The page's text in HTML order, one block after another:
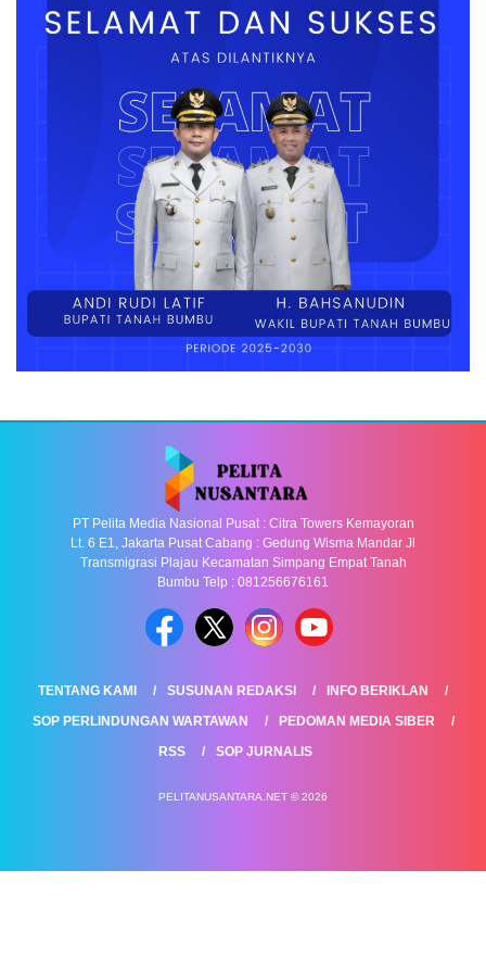
PT Pelita Media Nasional Pusat : Citra Towers Kemayoran
Lt. 6 E1, Jakarta Pusat Cabang : Gedung Wisma Mandar Jl
Transmigrasi Plajau Kecamatan Simpang Empat Tanah
Bumbu Telp : 081256676161
TENTANG KAMI SUSUNAN REDAKSI
INFO BERIKLAN
SOP PERLINDUNGAN WARTAWAN
PEDOMAN MEDIA SIBER
RSS
SOP JURNALIS
PELITANUSANTARA.NET © 2026